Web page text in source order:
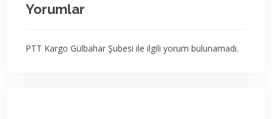
Yorumlar
PTT Kargo Gülbahar Şubesi ile ilgili yorum bulunamadı.